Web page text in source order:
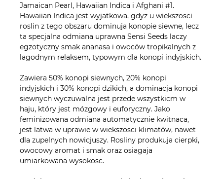
Jamaican Pearl, Hawaiian Indica i Afghani #1.
Hawaiian Indica jest wyjatkowa, gdyz u wiekszosci
roslin z tego obszaru dominuja konopie siewne, lecz
ta specjalna odmiana uprawna Sensi Seeds laczy
egzotyczny smak ananasa i owoców tropikalnych z
lagodnym relaksem, typowym dla konopi indyjskich.
Zawiera 50% konopi siewnych, 20% konopi
indyjskich i 30% konopi dzikich, a dominacja konopi
siewnych wyczuwalna jest przede wszystkicm w
haju, który jest mózgowy i euforyczny. Jako
feminizowana odmiana automatycznie kwitnaca,
jest latwa w uprawie w wiekszosci klimatów, nawet
dla zupelnych nowicjuszy. Rosliny produkuja cierpki,
owocowy aromat i smak oraz osiagaja
umiarkowana wysokosc.